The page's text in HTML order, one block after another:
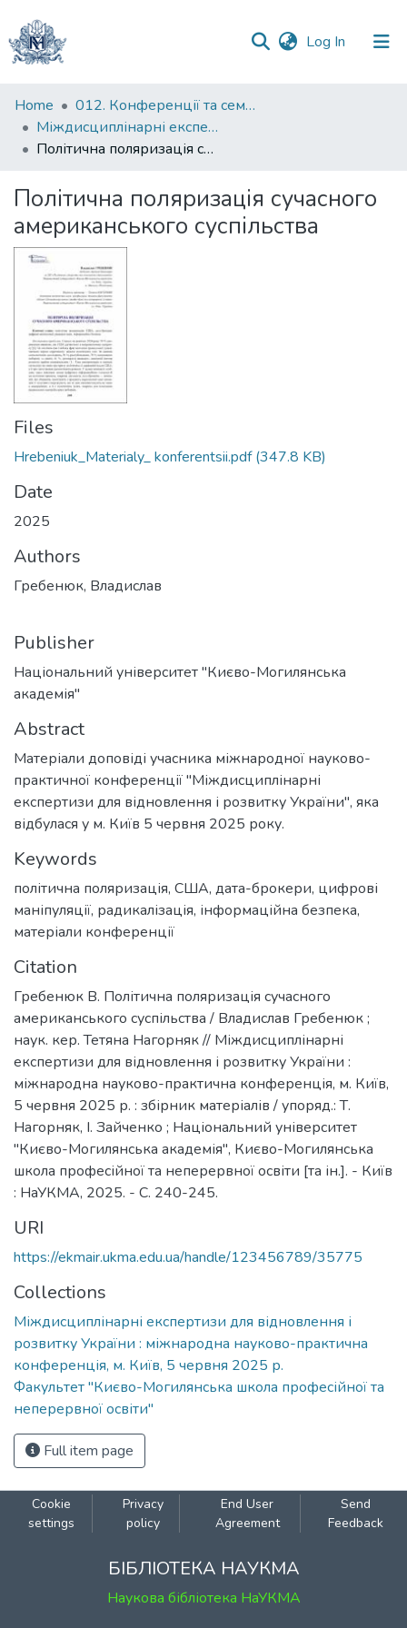
Log In (current)
Communities
&
Collections
Statistics
Home
012. Конференції та семінари НаУКМА
Міждисциплінарні експертизи для відновлення і розвитку України : міжнародна науково-практична конференція, м. Київ, 5 червня 2025 р.
Політична поляризація сучасного американського суспільства
Політична поляризація сучасного
американського суспільства
Files
Hrebeniuk_Materialy_ konferentsii.pdf(347.8 KB)
Date
2025
Authors
Гребенюк, Владислав
Publisher
Національний університет "Києво-Могилянська
академія"
Abstract
Матеріали доповіді учасника міжнародної науково-
практичної конференції "Міждисциплінарні
експертизи для відновлення і розвитку України", яка
відбулася у м. Київ 5 червня 2025 року.
Keywords
політична поляризація, США, дата-брокери, цифрові
маніпуляції, радикалізація, інформаційна безпека,
матеріали конференції
Citation
Гребенюк В. Політична поляризація сучасного
американського суспільства / Владислав Гребенюк ;
наук. кер. Тетяна Нагорняк // Міждисциплінарні
експертизи для відновлення і розвитку України :
міжнародна науково-практична конференція, м. Київ,
5 червня 2025 р. : збірник матеріалів / упоряд.: Т.
Нагорняк, І. Зайченко ; Національний університет
"Києво-Могилянська академія", Києво-Могилянська
школа професійної та неперервної освіти [та ін.]. - Київ
: НаУКМА, 2025. - C. 240-245.
URI
https://ekmair.ukma.edu.ua/handle/123456789/35775
Collections
Міждисциплінарні експертизи для відновлення і
розвитку України : міжнародна науково-практична
конференція, м. Київ, 5 червня 2025 р.
Факультет "Києво-Могилянська школа професійної та
неперервної освіти"
Full item page
Cookie
settings
Privacy
policy
End User
Agreement
Send
Feedback
БІБЛІОТЕКА НАУКМА
Наукова бібліотека НаУКМА